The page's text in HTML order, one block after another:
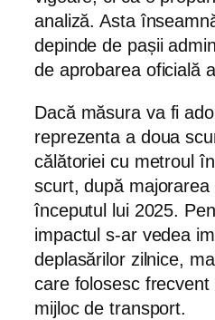
analiză. Asta
depinde de pașii
de aprobarea oficială
Dacă măsura va fi
reprezenta a doua
călătoriei cu metroul
scurt, după majorarea
începutul lui 2025.
impactul s-ar vedea
deplasărilor zilnice,
care folosesc frecvent
mijloc de transport.